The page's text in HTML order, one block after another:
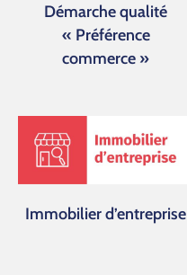
Démarche qualité
« Préférence
commerce »
Immobilier d’entreprise